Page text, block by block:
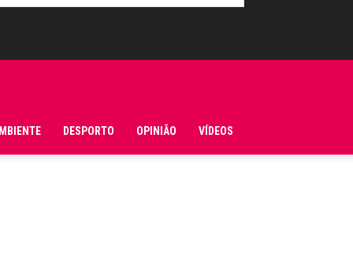
DESPORTO OPINIÃO VÍDEOS